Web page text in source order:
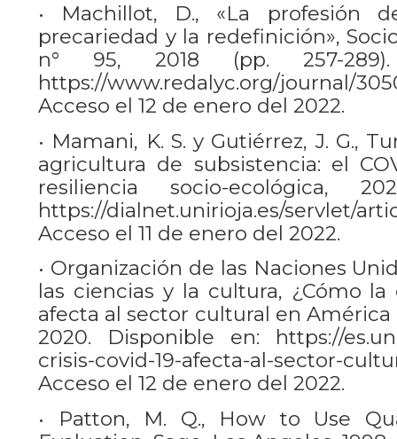
• Machillot, D., «La profesión
precariedad y la redefinición»,
n° 95, 2018 (pp. 257-
https://www.redalyc.org/journal/
Acceso el 12 de enero del 2022.
• Mamani, K. S. y Gutiérrez, J. G.,
agricultura de subsistencia: el
resiliencia socio-ecológica,
https://dialnet.unirioja.es/servlet/
Acceso el 11 de enero del 2022.
• Organización de las Naciones
las ciencias y la cultura, ¿Cómo la
afecta al sector cultural en América
2020. Disponible en: https://
crisis-covid-19-afecta-al-sector-
Acceso el 12 de enero del 2022.
• Patton, M. Q., How to Use